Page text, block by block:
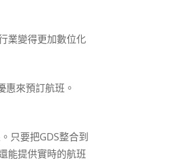
業變得更加數位化
來預訂航班。
只要把GDS整合到
能提供實時的航班